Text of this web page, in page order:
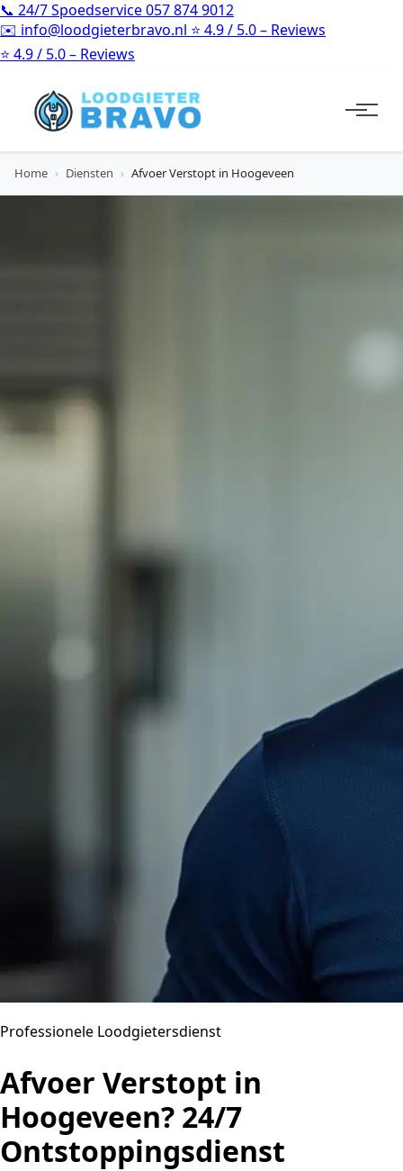
📞 24/7 Spoedservice057 874 9012
✉️ info@loodgieterbravo.nl ⭐ 4.9 / 5.0 – Reviews
⭐ 4.9 / 5.0 – Reviews
Home › Diensten › Afvoer Verstopt in Hoogeveen
Professionele Loodgietersdienst
Afvoer Verstopt in
Hoogeveen? 24/7
Ontstoppingsdienst